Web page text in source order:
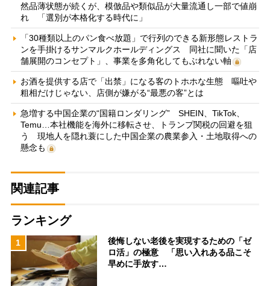
然品薄状態が続くが、模倣品や類似品が大量流通し一部で値崩
れ 「選別が本格化する時代に」
「30種類以上のパン食べ放題」で行列のできる新形態レストラ
ンを手掛けるサンマルクホールディングス 同社に聞いた「店
舗展開のコンセプト」、事業を多角化してもぶれない軸
お酒を提供する店で「出禁」になる客のトホホな生態 嘔吐や
粗相だけじゃない、店側が嫌がる“最悪の客”とは
急増する中国企業の“国籍ロンダリング” SHEIN、TikTok、
Temu…本社機能を海外に移転させ、トランプ関税の回避を狙
う 現地人を隠れ蓑にした中国企業の農業参入・土地取得への
懸念も
関連記事
ランキング
1
後悔しない老後を実現するための「ゼ
ロ活」の極意 「思い入れある品こそ
早めに手放す…